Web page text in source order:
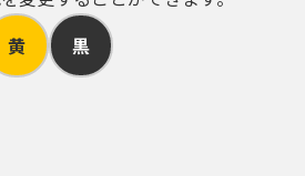
ては，
用に
黄 黒